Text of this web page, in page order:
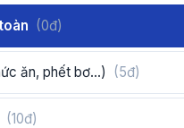
(0đ)
ăn, phết bơ...) (5đ)
(10đ)